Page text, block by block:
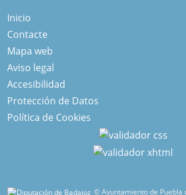
Inicio
Contacte
Mapa web
Aviso legal
Accesibilidad
Protección de Datos
Política de Cookies
© Ayuntamiento de Puebla